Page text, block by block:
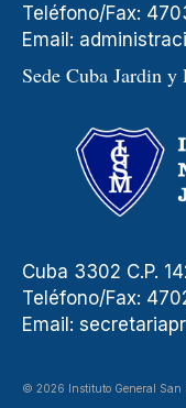
Teléfono/Fax:
Email:
Sede Cuba Jardin y
Cuba 3302 C.P.
Teléfono/Fax:
Email:
© 2026 Instituto General San